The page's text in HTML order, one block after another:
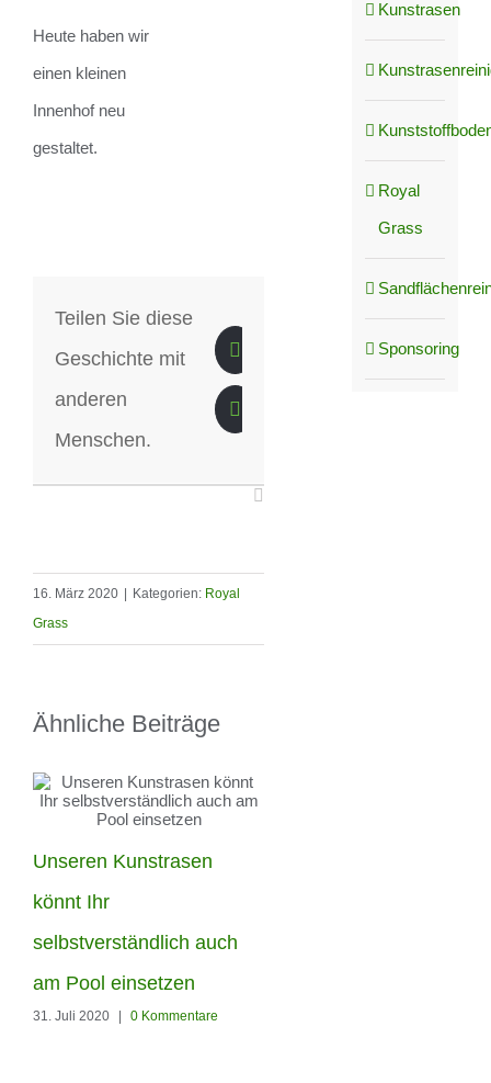
Heute haben wir
einen kleinen
Innenhof neu
gestaltet.
Teilen Sie diese
Geschichte mit
anderen
Menschen.
16. März 2020 | Kategorien: Royal
Grass
Ähnliche Beiträge
Unseren Kunstrasen
könnt Ihr
selbstverständlich auch
am Pool einsetzen
31. Juli 2020 0 Kommentare
Kunstrasen
Royal
Grass
Sponsoring